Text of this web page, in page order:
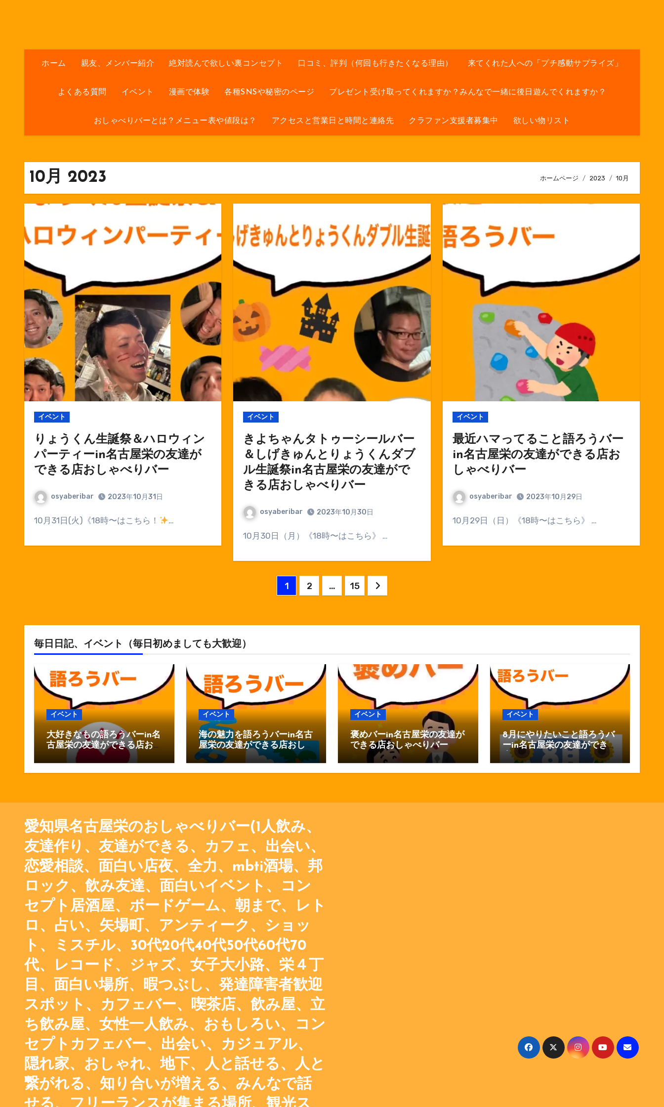
ホーム 親友、メンバー紹介 絶対読んで欲しい裏コンセプト 口コミ、評判（何回も行きたくなる理由） 来てくれた人への「プチ感動サプライズ」
よくある質問 イベント 漫画で体験 各種SNSや秘密のページ プレゼント受け取ってくれますか？みんなで一緒に後日遊んでくれますか？
おしゃべりバーとは？メニュー表や値段は？ アクセスと営業日と時間と連絡先 クラファン支援者募集中 欲しい物リスト
10月 2023 ホームページ 2023 10月
イベント
りょうくん生誕祭＆ハロウィン
パーティーin名古屋栄の友達が
できる店おしゃべりバー
osyaberibar 2023年10月31日
10月31日(火)《18時〜はこちら！ …
イベント
きよちゃんタトゥーシールバー
＆しげきゅんとりょうくんダブ
ル生誕祭in名古屋栄の友達がで
きる店おしゃべりバー
osyaberibar 2023年10月30日
10月30日（月）《18時〜はこちら》 …
イベント
最近ハマってること語ろうバー
in名古屋栄の友達ができる店お
しゃべりバー
osyaberibar 2023年10月29日
10月29日（日）《18時〜はこちら》 …
投
の
ジ
送
り
1 2 … 15
毎日日記、イベント（毎日初めましても大歓迎）
イベント
大好きなもの語ろうバーin名
古屋栄の友達ができる店お
しゃべりバー
イベント
海の魅力を語ろうバーin名古
屋栄の友達ができる店おし
ゃべりバー
イベント
褒めバーin名古屋栄の友達が
できる店おしゃべりバー
イベント
8月にやりたいこと語ろうバ
ーin名古屋栄の友達ができる
店おしゃべりバー
愛知県名古屋栄のおしゃべりバー(1人飲み、
友達作り、友達ができる、カフェ、出会い、
恋愛相談、面白い店夜、全力、mbti酒場、邦
ロック、飲み友達、面白いイベント、コン
セプト居酒屋、ボードゲーム、朝まで、レト
ロ、占い、矢場町、アンティーク、ショッ
ト、ミスチル、30代20代40代50代60代70
代、レコード、ジャズ、女子大小路、栄４丁
目、面白い場所、暇つぶし、発達障害者歓迎
スポット、カフェバー、喫茶店、飲み屋、立
ち飲み屋、女性一人飲み、おもしろい、コン
セプトカフェバー、出会い、カジュアル、
隠れ家、おしゃれ、地下、人と話せる、人と
繋がれる、知り合いが増える、みんなで話